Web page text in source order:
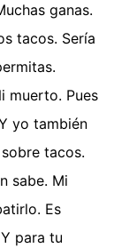
ganas.
tacos. Sería
muerto. Pues
yo también
tacos.
sabe. Mi
Es
para tu